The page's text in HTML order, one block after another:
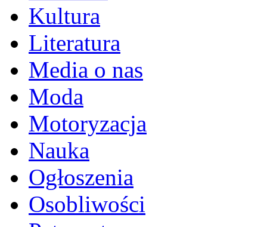
Kultura
Literatura
Media o nas
Moda
Motoryzacja
Nauka
Ogłoszenia
Osobliwości